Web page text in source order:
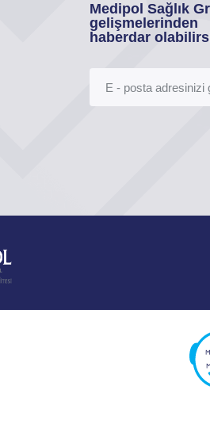
Medipol Sağlık
gelişmelerinden
haberdar